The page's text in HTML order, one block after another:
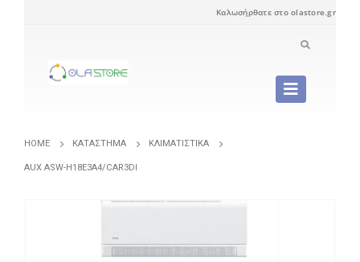
Καλωσήρθατε στο olastore.gr
HOME ΚΑΤΆΣΤΗΜΑ ΚΛΙΜΑΤΙΣΤΙΚΆ
AUX ASW-H18E3A4/CAR3DI